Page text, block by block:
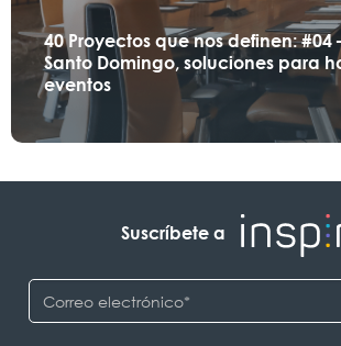
40 Proyectos que nos definen:
Santo Domingo, soluciones para
eventos
Suscríbete a